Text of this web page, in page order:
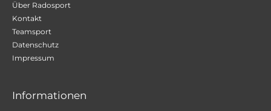
Über Radosport
Kontakt
Teamsport
Datenschutz
Impressum
Informationen